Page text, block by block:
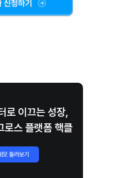
로 이끄는 성장,
로스 플랫폼 핵클
모 둘러보기